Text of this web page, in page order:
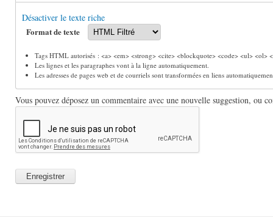
Désactiver le texte riche
Format de texte
Tags HTML autorisés : <a> <em> <strong> <cite> <blockquote> <code> <ul>
Les lignes et les paragraphes vont à la ligne automatiquement.
Les adresses de pages web et de courriels sont transformées en liens
Vous pouvez déposez un commentaire avec une nouvelle suggestion, ou